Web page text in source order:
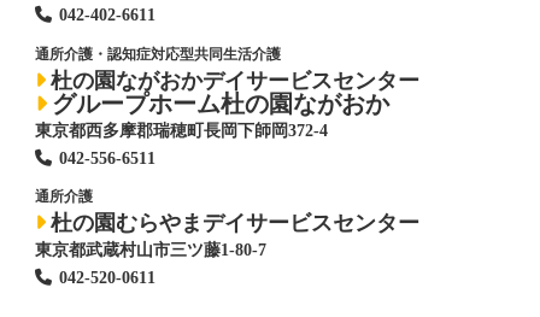
042-402-6611
通所介護・認知症対応型共同生活介護
杜の園ながおかデイサービスセンター
グループホーム杜の園ながおか
東京都西多摩郡瑞穂町長岡下師岡372-4
042-556-6511
通所介護
杜の園むらやまデイサービスセンター
東京都武蔵村山市三ツ藤1-80-7
042-520-0611